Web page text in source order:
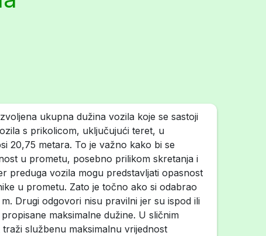
ukupna dužina vozila koje se sastoji
s prikolicom, uključujući teret, u
20,75 metara. To je važno kako bi se
u prometu, posebno prilikom skretanja i
preduga vozila mogu predstavljati opasnost
u prometu. Zato je točno ako si odabrao
Drugi odgovori nisu pravilni jer su ispod ili
maksimalne dužine. U sličnim
traži službenu maksimalnu vrijednost